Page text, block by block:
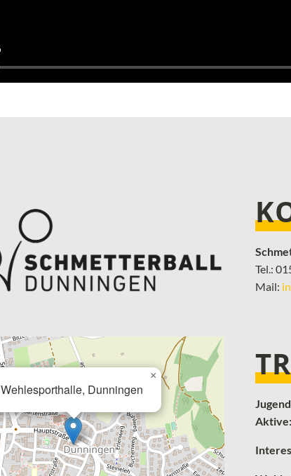
Tel.:
Mail:
Wehlesporthalle, Dunningen
×
Aktive: